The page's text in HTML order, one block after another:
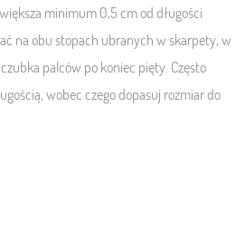
minimum 0,5 cm od długości
na obu stopach ubranych w skarpety, w
palców po koniec pięty. Często
wobec czego dopasuj rozmiar do